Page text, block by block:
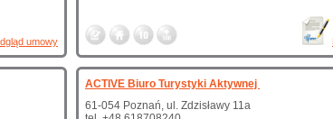
umowy
ACTIVE Biuro Turystyki Aktywnej
61-054 Poznań, ul. Zdzisławy 11a